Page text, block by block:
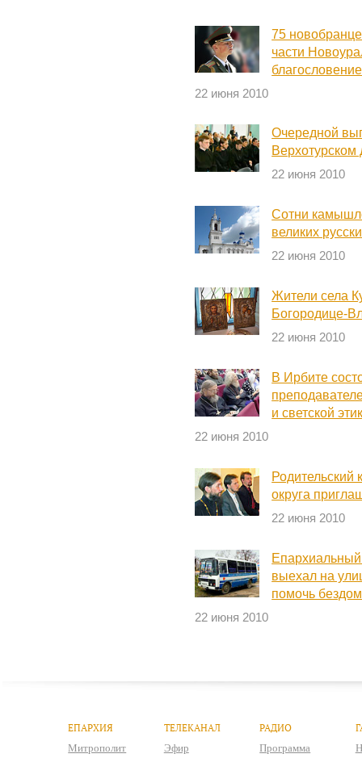
75
части
22 июня 2010
Очередной
22 июня 2010
Сотни
великих
22 июня 2010
Жители села
Богородице-
22 июня 2010
В Ирбите
и светской
22 июня 2010
Родительский
округа
22 июня 2010
выехал на
помочь
22 июня 2010
ЕПАРХИЯ
Митрополит
ТЕЛЕКАНАЛ
Эфир
РАДИО
Программа